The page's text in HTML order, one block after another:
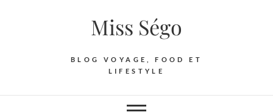
Miss Ségo
BLOG VOYAGE, FOOD ET
LIFESTYLE